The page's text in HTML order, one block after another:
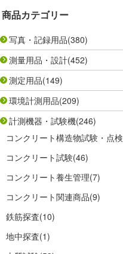
商品カテゴリー
写真・記録用品(380)
測量用品・設計(452)
測定用品(149)
環境計測用品(209)
計測機器・試験機(246)
コンクリート構造物試験・点検
コンクリート試験(46)
コンクリート養生管理(7)
コンクリート関連商品(9)
鉄筋探査(10)
地中探査(1)